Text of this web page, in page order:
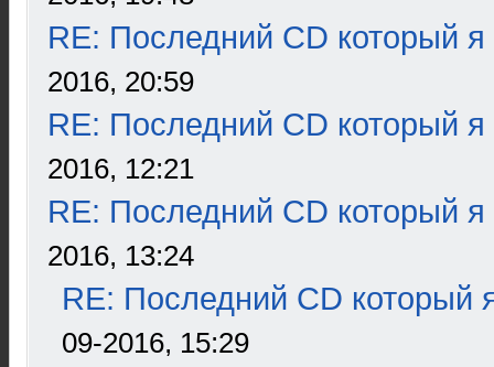
RE: Последний CD который я
2016, 20:59
RE: Последний CD который я
2016, 12:21
RE: Последний CD который я
2016, 13:24
RE: Последний CD который
09-2016, 15:29